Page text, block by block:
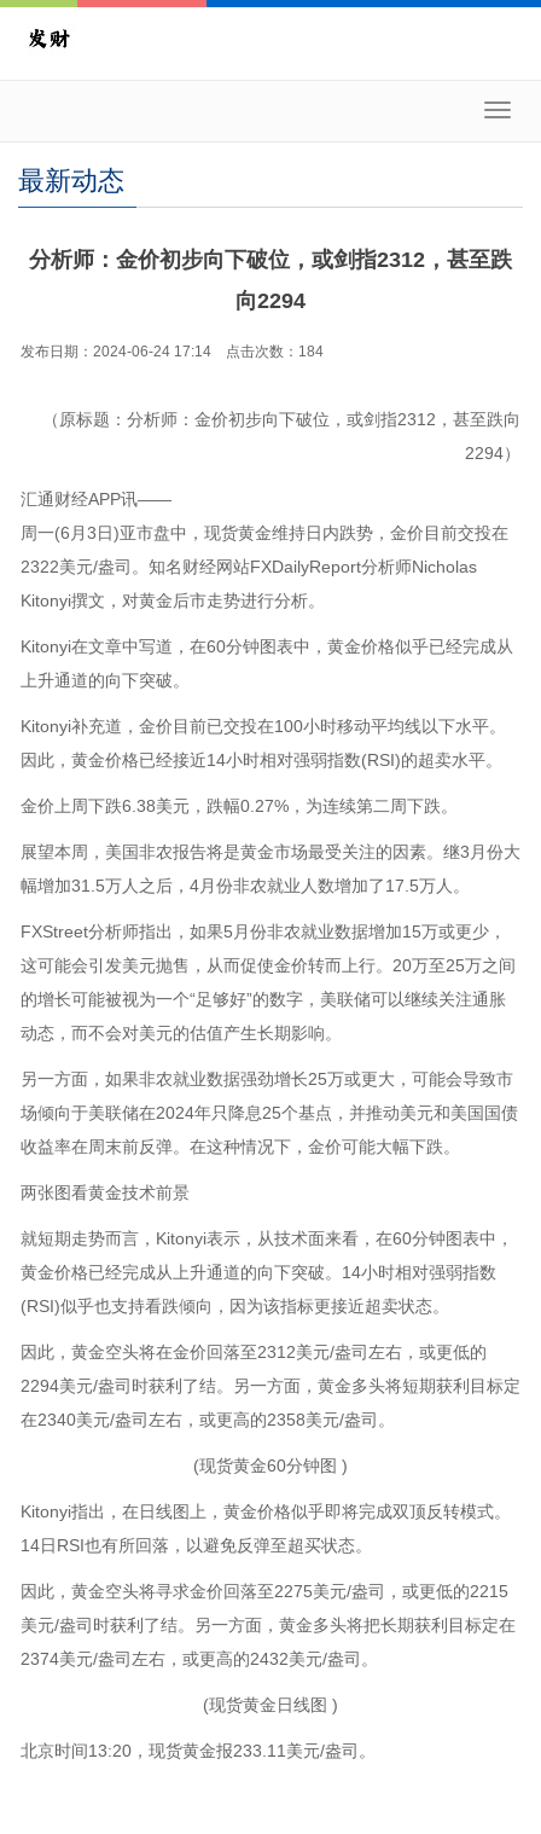
最新动态
分析师：金价初步向下破位，或剑指2312，甚至跌
向2294
发布日期：2024-06-24 17:14 点击次数：184
（原标题：分析师：金价初步向下破位，或剑指2312，甚至跌向
2294）
汇通财经APP讯——
周一(6月3日)亚市盘中，现货黄金维持日内跌势，金价目前交投在
2322美元/盎司。知名财经网站FXDailyReport分析师Nicholas
Kitonyi撰文，对黄金后市走势进行分析。
Kitonyi在文章中写道，在60分钟图表中，黄金价格似乎已经完成从
上升通道的向下突破。
Kitonyi补充道，金价目前已交投在100小时移动平均线以下水平。
因此，黄金价格已经接近14小时相对强弱指数(RSI)的超卖水平。
金价上周下跌6.38美元，跌幅0.27%，为连续第二周下跌。
展望本周，美国非农报告将是黄金市场最受关注的因素。继3月份大
幅增加31.5万人之后，4月份非农就业人数增加了17.5万人。
FXStreet分析师指出，如果5月份非农就业数据增加15万或更少，
这可能会引发美元抛售，从而促使金价转而上行。20万至25万之间
的增长可能被视为一个“足够好”的数字，美联储可以继续关注通胀
动态，而不会对美元的估值产生长期影响。
另一方面，如果非农就业数据强劲增长25万或更大，可能会导致市
场倾向于美联储在2024年只降息25个基点，并推动美元和美国国债
收益率在周末前反弹。在这种情况下，金价可能大幅下跌。
两张图看黄金技术前景
就短期走势而言，Kitonyi表示，从技术面来看，在60分钟图表中，
黄金价格已经完成从上升通道的向下突破。14小时相对强弱指数
(RSI)似乎也支持看跌倾向，因为该指标更接近超卖状态。
因此，黄金空头将在金价回落至2312美元/盎司左右，或更低的
2294美元/盎司时获利了结。另一方面，黄金多头将短期获利目标定
在2340美元/盎司左右，或更高的2358美元/盎司。
(现货黄金60分钟图 )
Kitonyi指出，在日线图上，黄金价格似乎即将完成双顶反转模式。
14日RSI也有所回落，以避免反弹至超买状态。
因此，黄金空头将寻求金价回落至2275美元/盎司，或更低的2215
美元/盎司时获利了结。另一方面，黄金多头将把长期获利目标定在
2374美元/盎司左右，或更高的2432美元/盎司。
(现货黄金日线图 )
北京时间13:20，现货黄金报233.11美元/盎司。